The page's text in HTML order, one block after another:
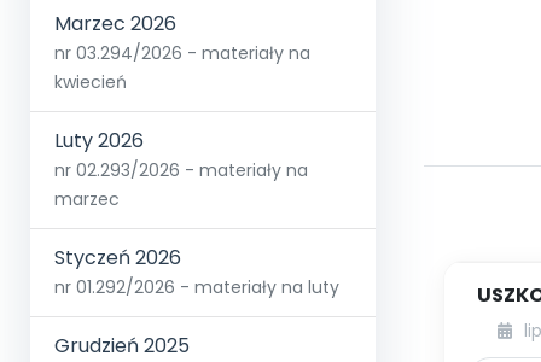
Marzec 2026
nr 03.294/2026 - materiały na
kwiecień
Luty 2026
nr 02.293/2026 - materiały na
marzec
Styczeń 2026
nr 01.292/2026 - materiały na luty
Grudzień 2025